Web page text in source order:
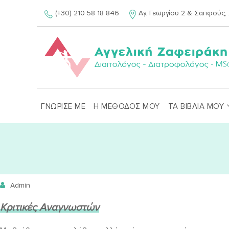
(+30) 210 58 18 846 Αγ. Γεωργίου 2 & Σαπφούς,
ΓΝΩΡΙΣΕ ΜΕ Η ΜΕΘΟΔΟΣ ΜΟΥ ΤΑ ΒΙΒΛΙΑ ΜΟΥ
Admin
Κριτικές Αναγνωστών